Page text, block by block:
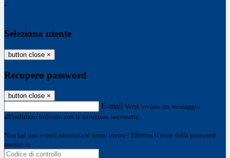
-
Seleziona utente
button close ×
Recupero password
button close ×
E-mail Verrà inviato un messaggio
all'indirizzo indicato con le istruzioni necessarie.
Non hai una e-mail associata al nome utente? Effettua il reset della password
tramite la